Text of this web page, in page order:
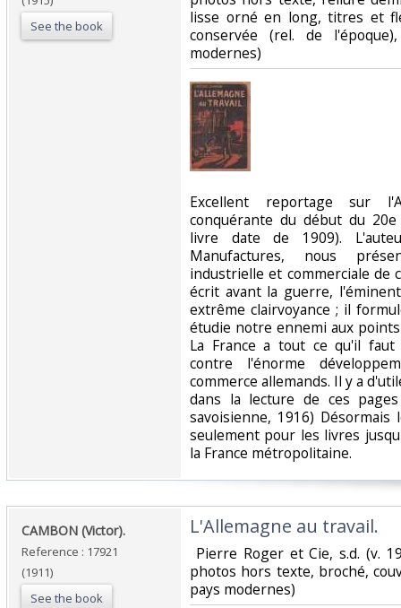
See the book
lisse orné en long, titres et
conservée (rel. de
modernes)‎
‎Excellent reportage sur
conquérante du début du
livre date de 1909).
Manufactures, nous
industrielle et commerciale de
écrit avant la guerre,
extrême clairvoyance ; il
étudie notre ennemi aux
La France a tout ce qu'il
contre l'énorme
commerce allemands. Il y a
dans la lecture de ces
savoisienne, 1916)
seulement pour les livres
la France métropolitaine.‎
‎CAMBON (Victor).‎
Reference : 17921
(1911)
See the book
‎L'Allemagne au travail.‎
Pierre Roger et Cie, s.d. (v.
photos hors texte, broché,
pays modernes)‎